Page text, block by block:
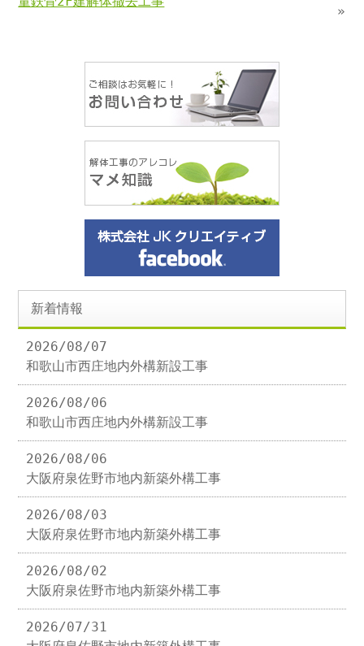
»
新着情報
2026/08/07
和歌山市西庄地内外構新設工事
2026/08/06
和歌山市西庄地内外構新設工事
2026/08/06
大阪府泉佐野市地内新築外構工事
2026/08/03
大阪府泉佐野市地内新築外構工事
2026/08/02
大阪府泉佐野市地内新築外構工事
2026/07/31